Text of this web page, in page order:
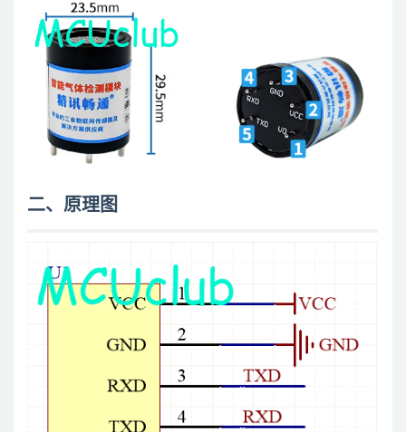
二、原理图